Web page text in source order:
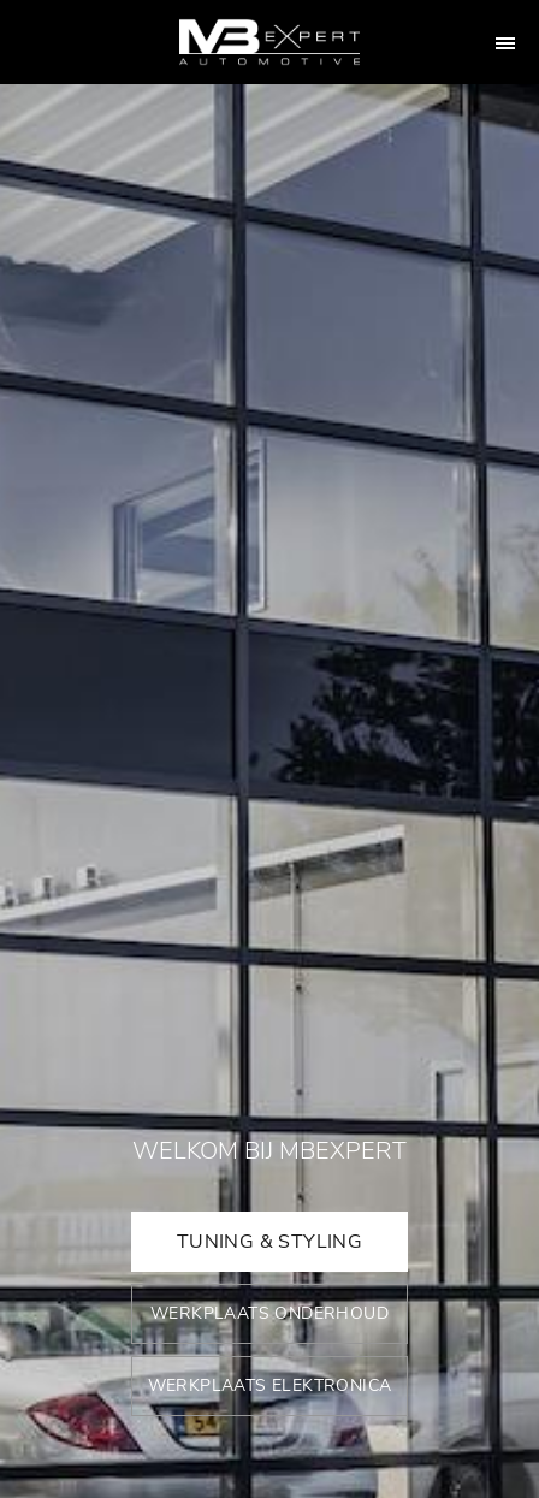
WELKOM BIJ MBEXPERT
TUNING & STYLING
WERKPLAATS ONDERHOUD
WERKPLAATS ELEKTRONICA